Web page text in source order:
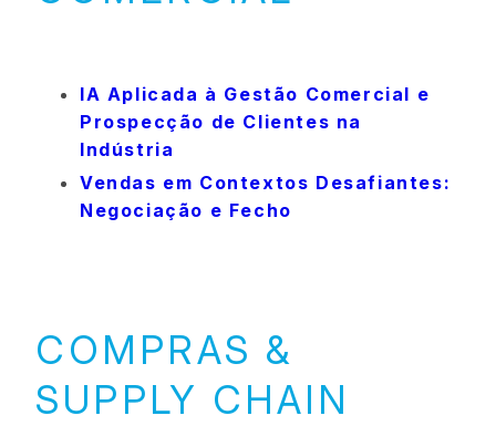
IA Aplicada à Gestão Comercial e
Prospecção de Clientes na
Indústria
Vendas em Contextos Desafiantes:
Negociação e Fecho
COMPRAS &
SUPPLY CHAIN